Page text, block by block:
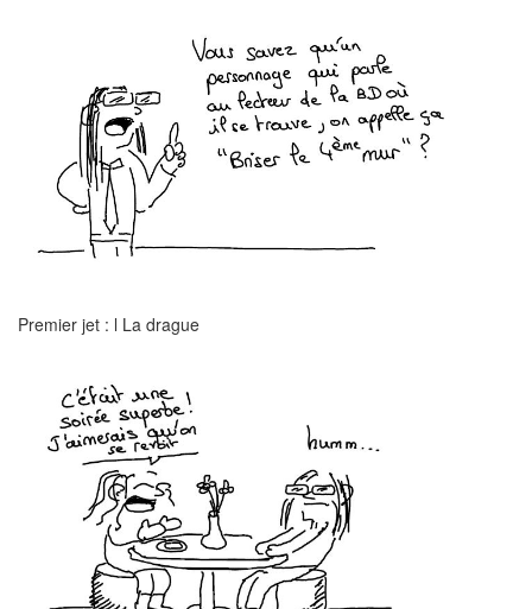
Premier jet : l La drague